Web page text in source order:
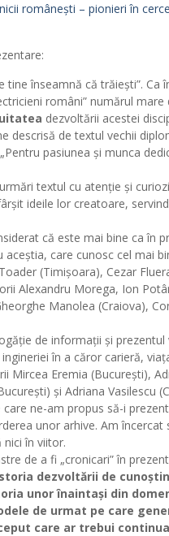
românești – pionieri în
înseamnă că trăiești”. Ca
români” numărul
dezvoltării acestei
descrisă de textul vechii
pasiunea și munca
textul cu atenție și
ideile lor creatoare,
că este mai bine ca în
care cunosc cel mai
(Timișoara), Cezar
Alexandru Morega, Ion
Manolea (Craiova),
de informații și prezentul
în a căror carieră,
Eremia (București),
și Adriana Vasilescu
ne-am propus să-i
unor arhive. Am
nici în viitor.
de a fi „cronicari” în
dezvoltării de
unor înaintași din
de urmat pe care
care ar trebui